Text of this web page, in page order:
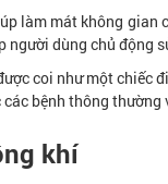
làm mát không
người dùng chủ động
coi như một chiếc
bệnh thông thường
khí